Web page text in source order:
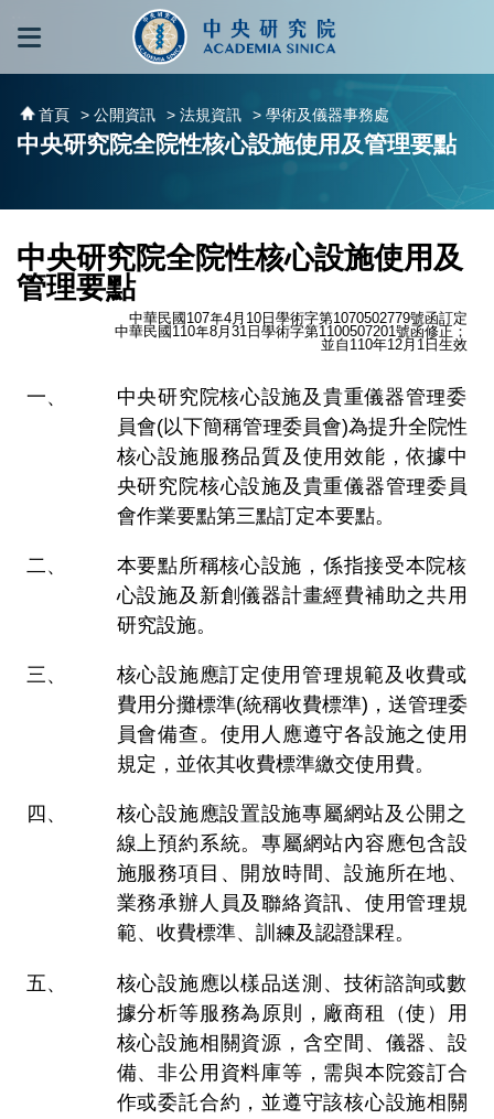
跳到主要內容區塊
首頁 > 公開資訊 > 法規資訊 > 學術及儀器事務處
中央研究院全院性核心設施使用及管理要點
中央研究院全院性核心設施使用及
管理要點
中華民國107年4月10日學術字第1070502779號函訂定
中華民國110年8月31日學術字第1100507201號函修正；
並自110年12月1日生效
中央研究院核心設施及貴重儀器管理委
員會(以下簡稱管理委員會)為提升全院性
核心設施服務品質及使用效能，依據中
央研究院核心設施及貴重儀器管理委員
會作業要點第三點訂定本要點。
本要點所稱核心設施，係指接受本院核
心設施及新創儀器計畫經費補助之共用
研究設施。
核心設施應訂定使用管理規範及收費或
費用分攤標準(統稱收費標準)，送管理委
員會備查。使用人應遵守各設施之使用
規定，並依其收費標準繳交使用費。
核心設施應設置設施專屬網站及公開之
線上預約系統。專屬網站內容應包含設
施服務項目、開放時間、設施所在地、
業務承辦人員及聯絡資訊、使用管理規
範、收費標準、訓練及認證課程。
核心設施應以樣品送測、技術諮詢或數
據分析等服務為原則，廠商租（使）用
核心設施相關資源，含空間、儀器、設
備、非公用資料庫等，需與本院簽訂合
作或委託合約，並遵守該核心設施相關